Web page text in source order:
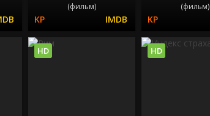
(фильм) (фильм)
HD HD